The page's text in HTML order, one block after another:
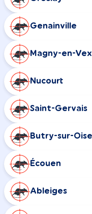
Genainville
Magny-en-
Nucourt
Saint-Gervais
Butry-sur-Oise
Écouen
Ableiges